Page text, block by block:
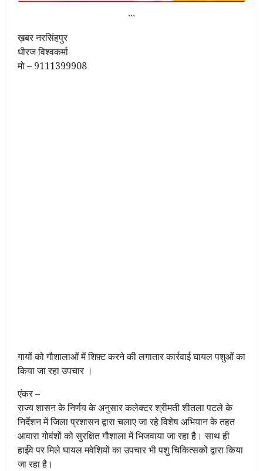
```
ख़बर नरसिंहपुर
धीरज विश्वकर्मा
मो – 9111399908
गायों को गौशालाओं में शिफ़्ट करने की लगातार कार्रवाई घायल पशुओं का
किया जा रहा उपचार ।
एंकर –
राज्य शासन के निर्णय के अनुसार कलेक्टर श्रीमती शीतला पटले के
निर्देशन में जिला प्रशासन द्वारा चलाए जा रहे विशेष अभियान के तहत
आवारा गोवंशों को सुरक्षित गौशाला में भिजवाया जा रहा है। साथ ही
हाईवे पर मिले घायल मवेशियों का उपचार भी पशु चिकित्सकों द्वारा किया
जा रहा है।